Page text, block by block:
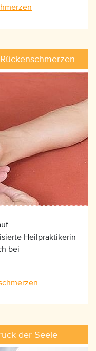
Heilpraktikerin
bei
der Seele